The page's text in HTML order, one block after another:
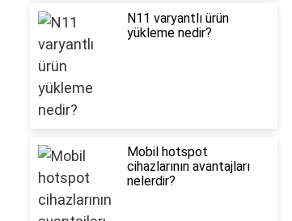
N11 varyantlı ürün
yükleme nedir?
Mobil hotspot
cihazlarının avantajları
nelerdir?